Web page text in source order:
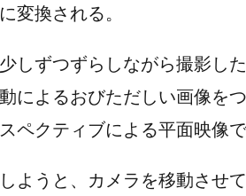
変換される。
しずつずらしながら撮影し
によるおびただしい画像を
ペクティブによる平面映像で
ようと、カメラを移動させ